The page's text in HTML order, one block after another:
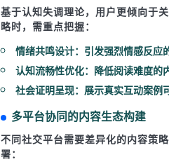
基于认知失调理论，用户更倾向于
略时，需重点把握：
情绪共鸣设计：引发强烈情感反应
认知流畅性优化：降低阅读难度的
社会证明呈现：展示真实互动案例
多平台协同的内容生态构建
不同社交平台需要差异化的内容策
署：